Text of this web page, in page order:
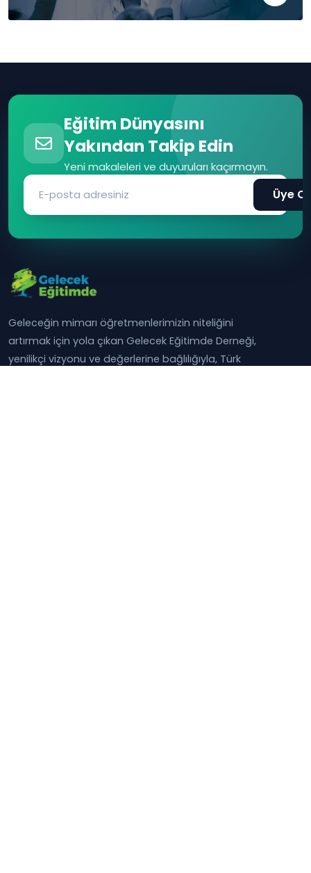
Eğitim Dünyasını
Yakından Takip Edin
Yeni makaleleri ve duyuruları kaçırmayın.
Üye Ol
Geleceğin mimarı öğretmenlerimizin niteliğini
artırmak için yola çıkan Gelecek Eğitimde Derneği,
yenilikçi vizyonu ve değerlerine bağlılığıyla, Türk